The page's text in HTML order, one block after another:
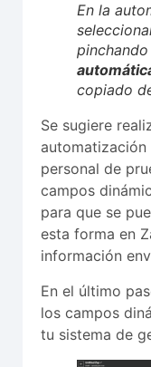
En la
pinchando
copiado
Se sugiere
automatización
personal de
campos
para que se
esta forma en
información
En el último
los campos
tu sistema de